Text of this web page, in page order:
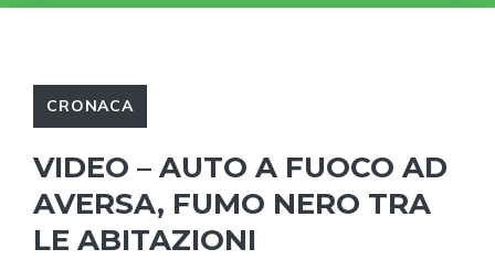
CRONACA
VIDEO – AUTO A FUOCO AD
AVERSA, FUMO NERO TRA
LE ABITAZIONI